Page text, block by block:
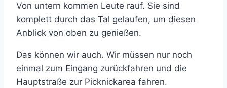
Von untern kommen Leute rauf. Sie sind
komplett durch das Tal gelaufen, um diesen
Anblick von oben zu genießen.
Das können wir auch. Wir müssen nur noch
einmal zum Eingang zurückfahren und die
Hauptstraße zur Picknickarea fahren.